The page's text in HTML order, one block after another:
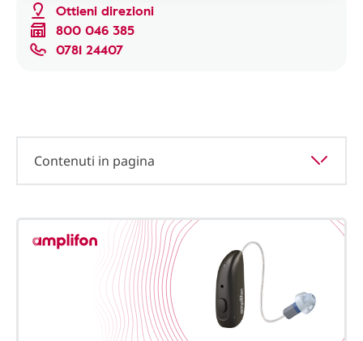
Ottieni direzioni
800 046 385
0781 24407
Contenuti in pagina